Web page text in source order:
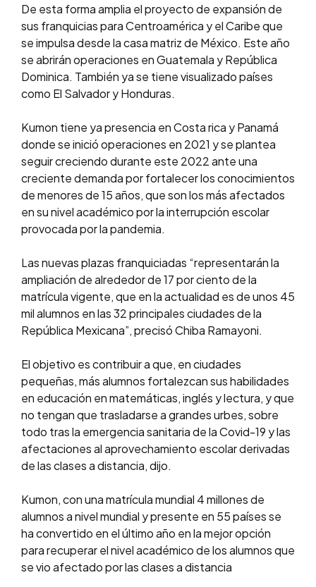
De esta forma amplia el proyecto de expansión de
sus franquicias para Centroamérica y el Caribe que
se impulsa desde la casa matriz de México. Este año
se abrirán operaciones en Guatemala y República
Dominica. También ya se tiene visualizado países
como El Salvador y Honduras.
Kumon tiene ya presencia en Costa rica y Panamá
donde se inició operaciones en 2021 y se plantea
seguir creciendo durante este 2022 ante una
creciente demanda por fortalecer los conocimientos
de menores de 15 años, que son los más afectados
en su nivel académico por la interrupción escolar
provocada por la pandemia.
Las nuevas plazas franquiciadas “representarán la
ampliación de alrededor de 17 por ciento de la
matrícula vigente, que en la actualidad es de unos 45
mil alumnos en las 32 principales ciudades de la
República Mexicana”, precisó Chiba Ramayoni.
El objetivo es contribuir a que, en ciudades
pequeñas, más alumnos fortalezcan sus habilidades
en educación en matemáticas, inglés y lectura, y que
no tengan que trasladarse a grandes urbes, sobre
todo tras la emergencia sanitaria de la Covid-19 y las
afectaciones al aprovechamiento escolar derivadas
de las clases a distancia, dijo.
Kumon, con una matrícula mundial 4 millones de
alumnos a nivel mundial y presente en 55 países se
ha convertido en el último año en la mejor opción
para recuperar el nivel académico de los alumnos que
se vio afectado por las clases a distancia